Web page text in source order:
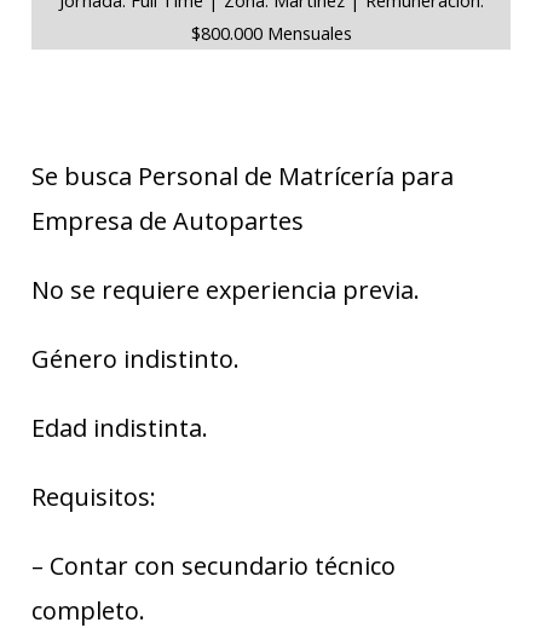
$800.000 Mensuales
Se busca Personal de Matrícería para
Empresa de Autopartes
No se requiere experiencia previa.
Género indistinto.
Edad indistinta.
Requisitos:
– Contar con secundario técnico
completo.